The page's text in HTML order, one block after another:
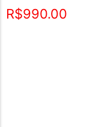
R$990.00